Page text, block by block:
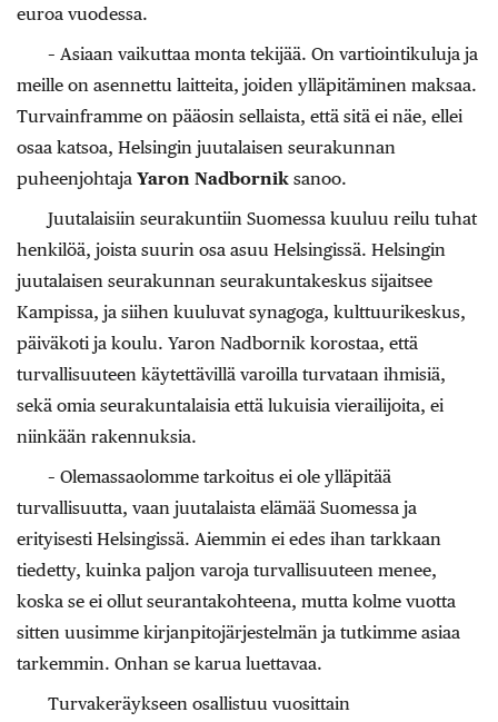
euroa vuodessa.
– Asiaan vaikuttaa monta tekijää. On vartiointikuluja ja
meille on asennettu laitteita, joiden ylläpitäminen maksaa.
Turvainframme on pääosin sellaista, että sitä ei näe, ellei
osaa katsoa, Helsingin juutalaisen seurakunnan
puheenjohtaja Yaron Nadbornik sanoo.
Juutalaisiin seurakuntiin Suomessa kuuluu reilu tuhat
henkilöä, joista suurin osa asuu Helsingissä. Helsingin
juutalaisen seurakunnan seurakuntakeskus sijaitsee
Kampissa, ja siihen kuuluvat synagoga, kulttuurikeskus,
päiväkoti ja koulu. Yaron Nadbornik korostaa, että
turvallisuuteen käytettävillä varoilla turvataan ihmisiä,
sekä omia seurakuntalaisia että lukuisia vierailijoita, ei
niinkään rakennuksia.
– Olemassaolomme tarkoitus ei ole ylläpitää
turvallisuutta, vaan juutalaista elämää Suomessa ja
erityisesti Helsingissä. Aiemmin ei edes ihan tarkkaan
tiedetty, kuinka paljon varoja turvallisuuteen menee,
koska se ei ollut seurantakohteena, mutta kolme vuotta
sitten uusimme kirjanpitojärjestelmän ja tutkimme asiaa
tarkemmin. Onhan se karua luettavaa.
Turvakeräykseen osallistuu vuosittain